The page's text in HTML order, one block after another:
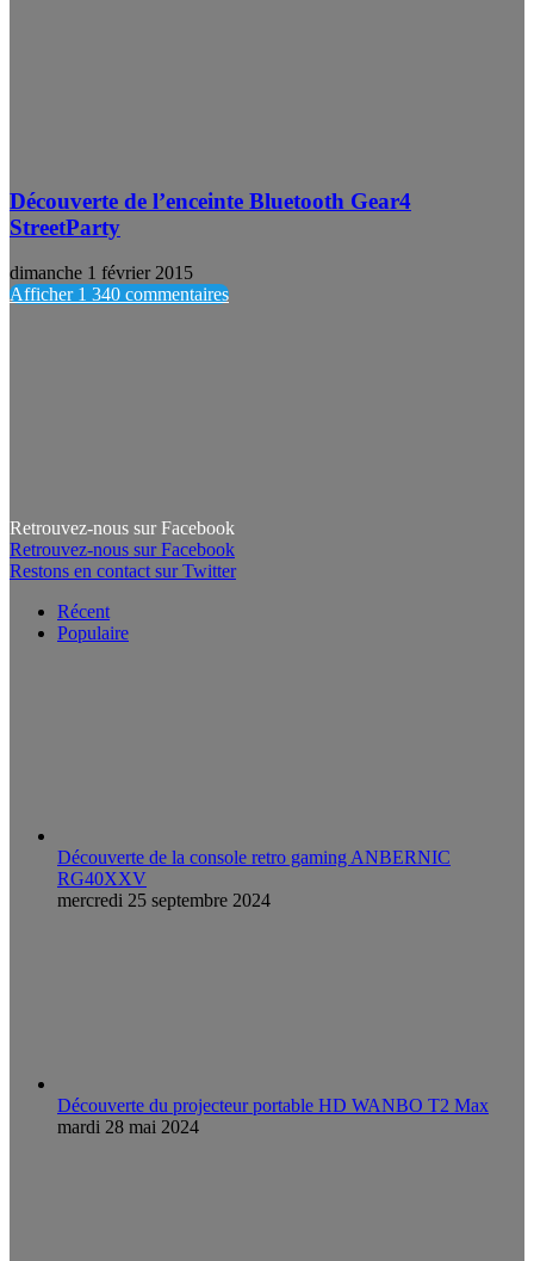
Découverte de l’enceinte Bluetooth Gear4
StreetParty
dimanche 1 février 2015
Afficher 1 340 commentaires
Retrouvez-nous sur Facebook
Retrouvez-nous sur Facebook
Restons en contact sur Twitter
Récent
Populaire
Découverte de la console retro gaming ANBERNIC
RG40XXV
mercredi 25 septembre 2024
Découverte du projecteur portable HD WANBO T2 Max
mardi 28 mai 2024